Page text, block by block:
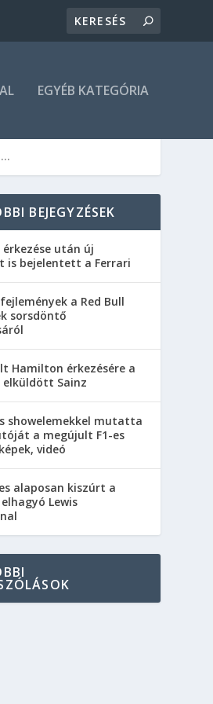
EGYÉB KATEGÓRIA
BEJEGYZÉSEK
után új
is bejelentett a Ferrari
a Red Bull
sorsdöntő
Hamilton érkezésére a
Sainz
showelemekkel mutatta
a megújult F1-es
videó
alaposan kiszúrt a
Lewis